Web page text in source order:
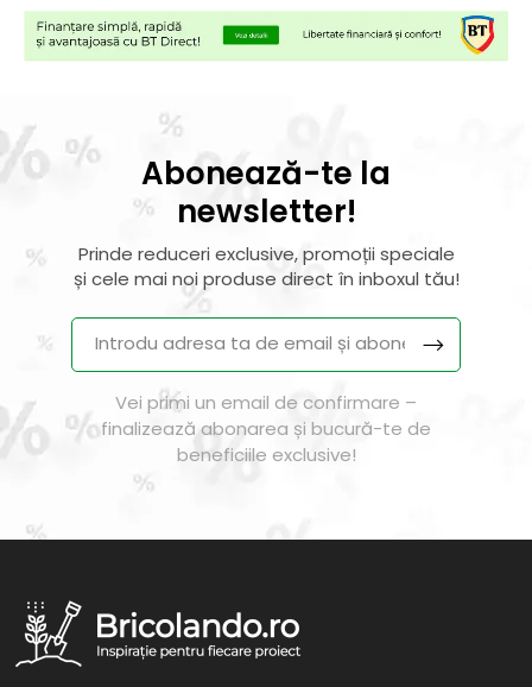
Abonează-te la
newsletter!
Prinde reduceri exclusive, promoții speciale
și cele mai noi produse direct în inboxul tău!
Vei primi un email de confirmare –
finalizează abonarea și bucură-te de
beneficiile exclusive!